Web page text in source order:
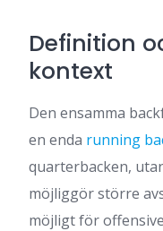
Definition
kontext
Den ensamma
en enda running
quarterbacken,
möjliggör större
möjligt för